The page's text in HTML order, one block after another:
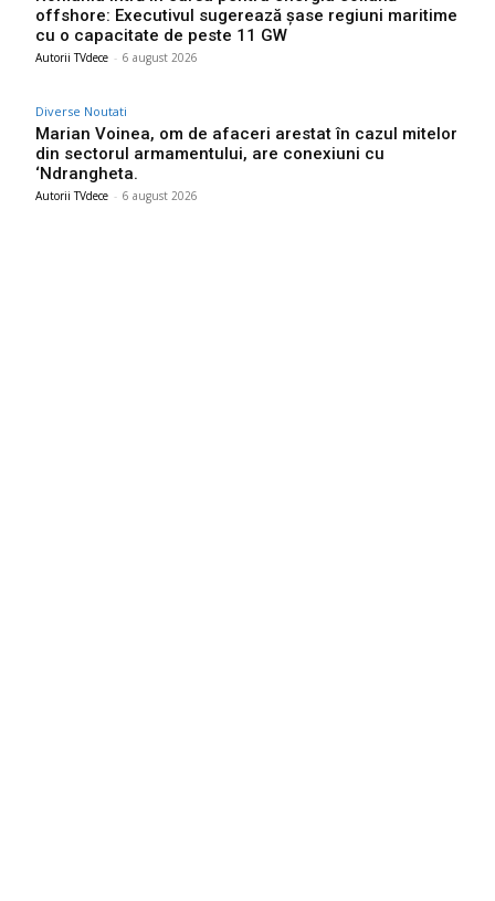
offshore: Executivul sugerează șase regiuni maritime
cu o capacitate de peste 11 GW
Autorii TVdece - 6 august 2026
Diverse Noutati
Marian Voinea, om de afaceri arestat în cazul mitelor
din sectorul armamentului, are conexiuni cu
‘Ndrangheta.
Autorii TVdece - 6 august 2026